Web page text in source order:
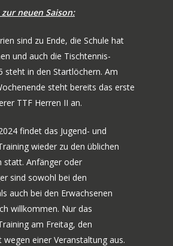
neuen Saison:
sind zu Ende, die Schule hat
und auch die Tischtennis-
steht in den Startlöchern. Am
steht bereits das erste
TTF Herren II an.
findet das Jugend- und
wieder zu den üblichen
statt. Anfänger oder
sind sowohl bei den
auch bei den Erwachsenen
willkommen. Nur das
am Freitag, den
wegen einer Veranstaltung aus.